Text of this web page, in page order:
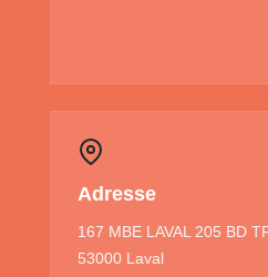
Adresse
167 MBE LAVAL 205 BD
53000 Laval